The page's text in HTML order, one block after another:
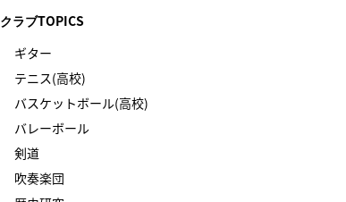
クラブTOPICS
ギター
テニス(高校)
バスケットボール(高校)
バレーボール
剣道
吹奏楽団